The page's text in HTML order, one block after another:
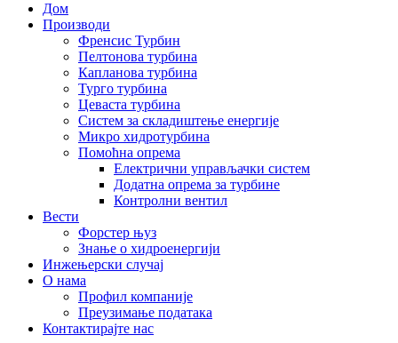
Дом
Производи
Френсис Турбин
Пелтонова турбина
Капланова турбина
Турго турбина
Цеваста турбина
Систем за складиштење енергије
Микро хидротурбина
Помоћна опрема
Електрични управљачки систем
Додатна опрема за турбине
Контролни вентил
Вести
Форстер њуз
Знање о хидроенергији
Инжењерски случај
О нама
Профил компаније
Преузимање података
Контактирајте нас